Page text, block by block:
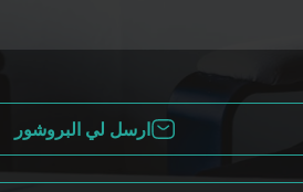
ارسل لي البروشور